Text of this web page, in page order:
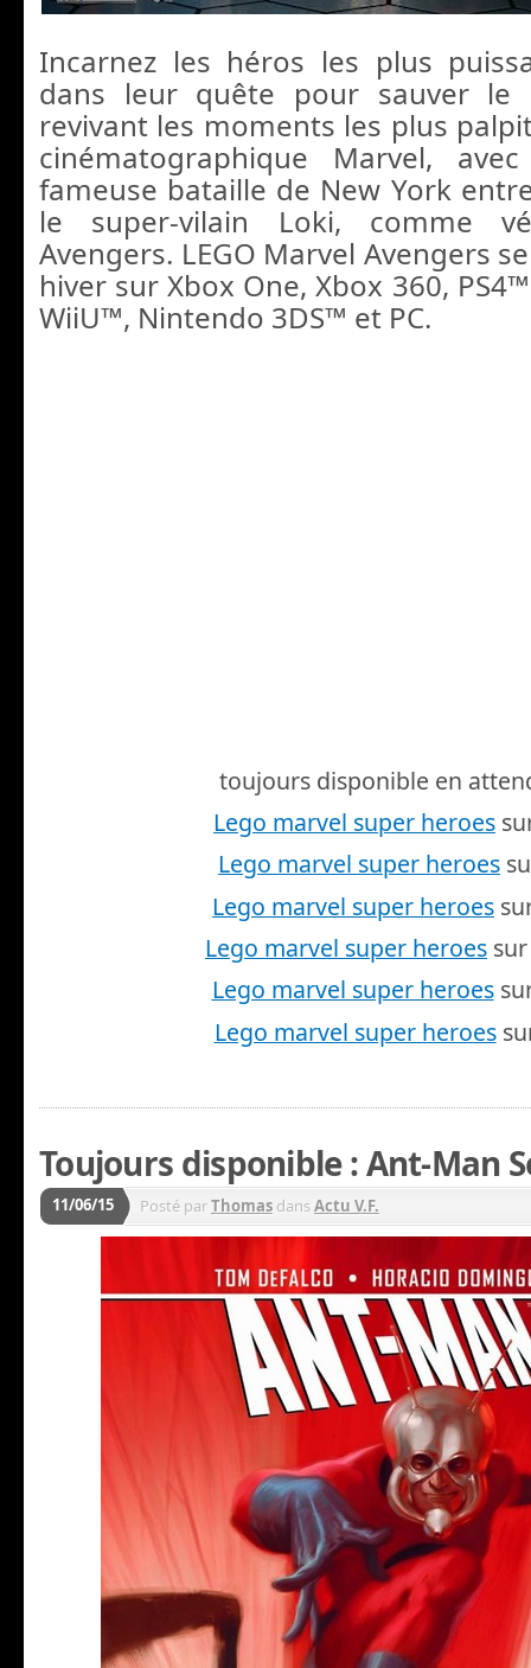
Incarnez les héros les plus
dans leur quête pour sauver
revivant les moments les plus
cinématographique Marvel,
fameuse bataille de New York
le super-vilain Loki, comme
Avengers. LEGO Marvel Avengers
hiver sur Xbox One, Xbox 360,
WiiU™, Nintendo 3DS™ et PC.
toujours disponible en
Lego marvel super heroes
Lego marvel super heroes
Lego marvel super heroes
Lego marvel super heroes
Lego marvel super heroes
Lego marvel super heroes
Toujours disponible : Ant-Man
11/06/15 Posté parThomas dansActu V.F.